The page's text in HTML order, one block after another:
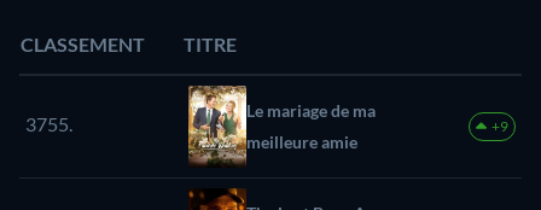
CLASSEMENT TITRE
3755.
Le mariage de ma
meilleure amie
+9